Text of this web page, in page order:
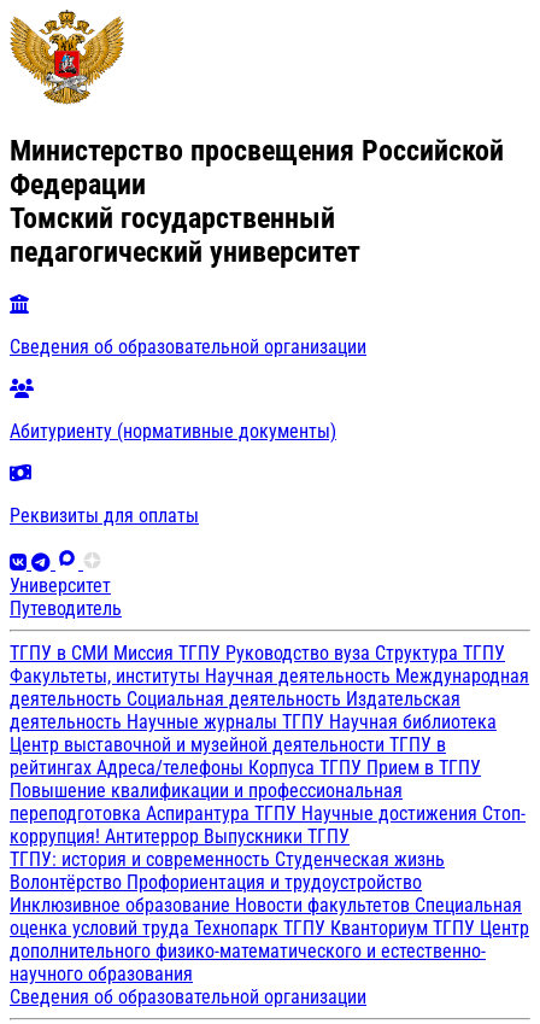
Министерство просвещения Российской
Федерации
Томский государственный
педагогический университет
Сведения об образовательной организации
Абитуриенту (нормативные документы)
Реквизиты для оплаты
Университет
Путеводитель
ТГПУ в СМИ Миссия ТГПУ Руководство вуза Структура ТГПУ
Факультеты, институты Научная деятельность Международная
деятельность Социальная деятельность Издательская
деятельность Научные журналы ТГПУ Научная библиотека
Центр выставочной и музейной деятельности ТГПУ в
рейтингах Адреса/телефоны Корпуса ТГПУ Прием в ТГПУ
Повышение квалификации и профессиональная
переподготовка Аспирантура ТГПУ Научные достижения Стоп-
коррупция! Антитеррор Выпускники ТГПУ
ТГПУ: история и современность Студенческая жизнь
Волонтёрство Профориентация и трудоустройство
Инклюзивное образование Новости факультетов Специальная
оценка условий труда Технопарк ТГПУ Кванториум ТГПУ Центр
дополнительного физико-математического и естественно-
научного образования
Сведения об образовательной организации